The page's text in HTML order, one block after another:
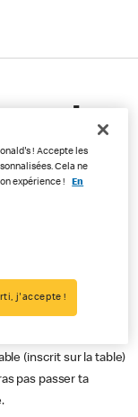
le
choisir une place
ensuite les
(inscrit sur la table)
pas passer ta
! Accepte les
Cela ne
expérience !
En
j'accepte !